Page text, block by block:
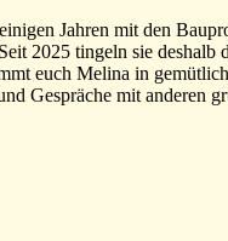
Jahren mit den
2025 tingeln sie deshalb
euch Melina in
Gespräche mit anderen